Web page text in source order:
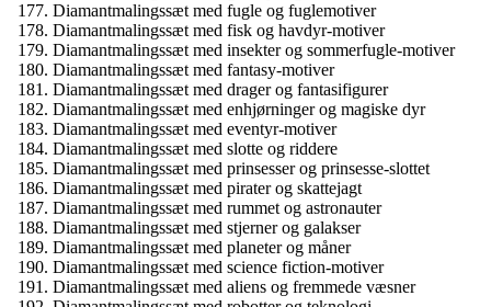
Diamantmalingssæt med fugle og fuglemotiver
Diamantmalingssæt med fisk og havdyr-motiver
Diamantmalingssæt med insekter og sommerfugle-motiver
Diamantmalingssæt med fantasy-motiver
Diamantmalingssæt med drager og fantasifigurer
Diamantmalingssæt med enhjørninger og magiske dyr
Diamantmalingssæt med eventyr-motiver
Diamantmalingssæt med slotte og riddere
Diamantmalingssæt med prinsesser og prinsesse-slottet
Diamantmalingssæt med pirater og skattejagt
Diamantmalingssæt med rummet og astronauter
Diamantmalingssæt med stjerner og galakser
Diamantmalingssæt med planeter og måner
Diamantmalingssæt med science fiction-motiver
Diamantmalingssæt med aliens og fremmede væsner